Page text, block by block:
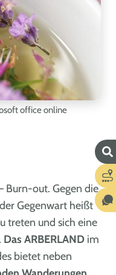
office online
Burn-out. Gegen die
Gegenwart heißt
treten und sich eine
Das ARBERLAND im
bietet neben